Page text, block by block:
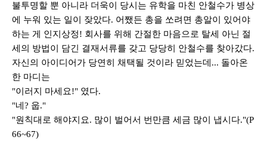
불투명할 뿐 아니라 더욱이 당시는 유학을 마친 안철수가 병상
에 누워 있는 일이 잦았다. 어쨌든 총을 쏘려면 총알이 있어야
하는 게 인지상정! 회사를 위해 간절한 마음으로 탈세 아닌 절
세의 방법이 담긴 결재서류를 갖고 당당히 안철수를 찾아갔다.
자신의 아이디어가 당연히 채택될 것이라 믿었는데 ... 돌아온
한 마디는
"이러지 마세요!" 였다.
"네 ? 웁."
"원칙대로 해야지요. 많이 벌어서 번만큼 세금 많이 냅시다."(P
66~67)